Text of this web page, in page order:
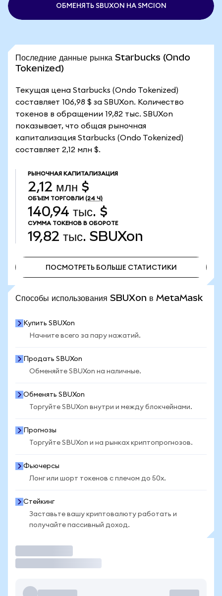
ОБМЕНЯТЬ SBUXON НА SMCION
Последние данные рынка Starbucks (Ondo
Tokenized)
Текущая цена Starbucks (Ondo Tokenized)
составляет 106,98 $ за SBUXon. Количество
токенов в обращении 19,82 тыс. SBUXon
показывает, что общая рыночная
капитализация Starbucks (Ondo Tokenized)
составляет 2,12 млн $.
РЫНОЧНАЯ КАПИТАЛИЗАЦИЯ
2,12 млн $
ОБЪЕМ ТОРГОВЛИ (24 Ч)
140,94 тыс. $
СУММА ТОКЕНОВ В ОБОРОТЕ
19,82 тыс. SBUXon
ПОСМОТРЕТЬ БОЛЬШЕ СТАТИСТИКИ
Способы использования SBUXon в MetaMask
Купить SBUXon
Начните всего за пару нажатий.
Продать SBUXon
Обменяйте SBUXon на наличные.
Обменять SBUXon
Торгуйте SBUXon внутри и между блокчейнами.
Прогнозы
Торгуйте SBUXon и на рынках криптопрогнозов.
Фьючерсы
Лонг или шорт токенов с плечом до 50x.
Стейкинг
Заставьте вашу криптовалюту работать и
получайте пассивный доход.